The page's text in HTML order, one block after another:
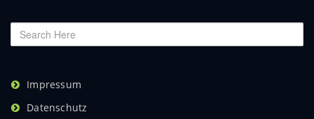
Impressum
Datenschutz